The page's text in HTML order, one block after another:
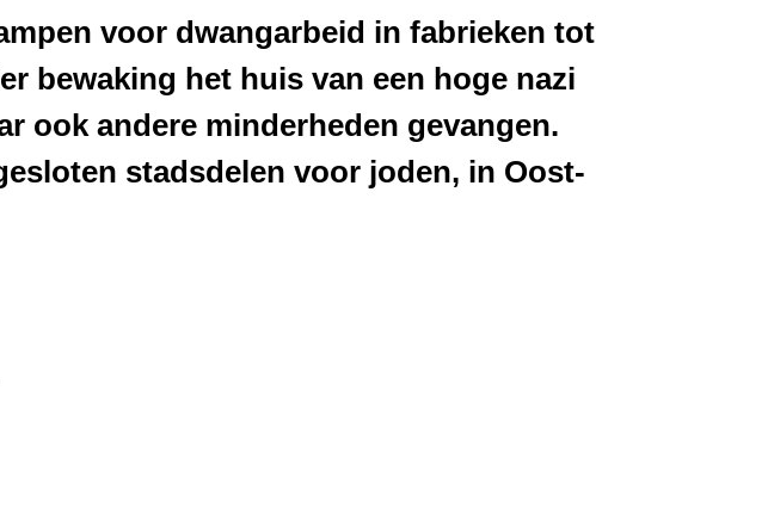
voor dwangarbeid in fabrieken tot
bewaking het huis van een hoge nazi
ook andere minderheden gevangen.
stadsdelen voor joden, in Oost-